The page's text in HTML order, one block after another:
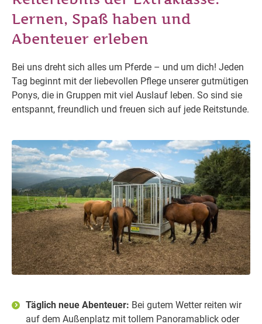
Lernen, Spaß haben und
Abenteuer erleben
Bei uns dreht sich alles um Pferde – und um dich! Jeden
Tag beginnt mit der liebevollen Pflege unserer gutmütigen
Ponys, die in Gruppen mit viel Auslauf leben. So sind sie
entspannt, freundlich und freuen sich auf jede Reitstunde.
Täglich neue Abenteuer: Bei gutem Wetter reiten wir
auf dem Außenplatz mit tollem Panoramablick oder